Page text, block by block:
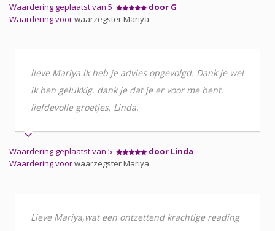
Waardering geplaatst van 5
door G
Waardering voorwaarzegster Mariya
lieve Mariya ik heb je advies opgevolgd. Dank je wel
ik ben gelukkig. dank je dat je er voor me bent.
liefdevolle groetjes, Linda.
Waardering geplaatst van 5
door Linda
Waardering voorwaarzegster Mariya
Lieve Mariya,wat een ontzettend krachtige reading